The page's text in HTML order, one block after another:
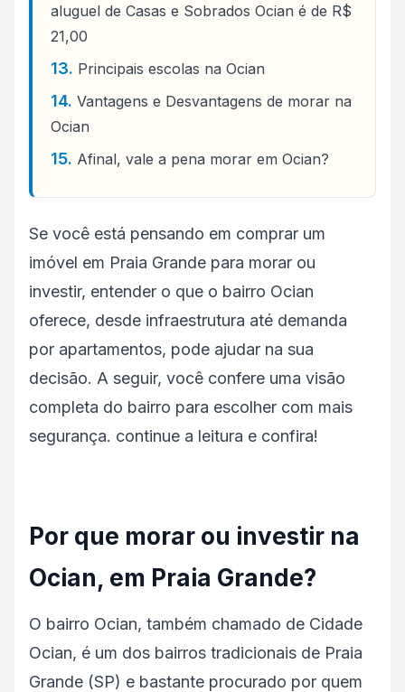
aluguel de Casas e Sobrados Ocian é de R$
21,00
Principais escolas na Ocian
Vantagens e Desvantagens de morar na
Ocian
Afinal, vale a pena morar em Ocian?
Se você está pensando em comprar um
imóvel em Praia Grande para morar ou
investir, entender o que o bairro Ocian
oferece, desde infraestrutura até demanda
por apartamentos, pode ajudar na sua
decisão. A seguir, você confere uma visão
completa do bairro para escolher com mais
segurança. continue a leitura e confira!
Por que morar ou investir na
Ocian, em Praia Grande?
O bairro Ocian, também chamado de Cidade
Ocian, é um dos bairros tradicionais de Praia
Grande (SP) e bastante procurado por quem